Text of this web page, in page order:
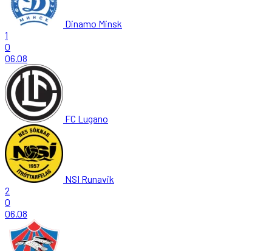
Dinamo Minsk
1
0
06.08
FC Lugano
NSI Runavik
2
0
06.08